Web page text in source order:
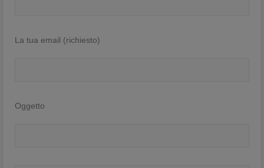
La tua email (richiesto)
Oggetto